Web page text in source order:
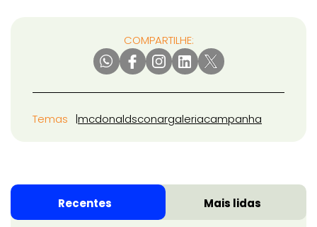
COMPARTILHE:
Temas mcdonaldsconargaleriacampanha
Recentes Mais lidas